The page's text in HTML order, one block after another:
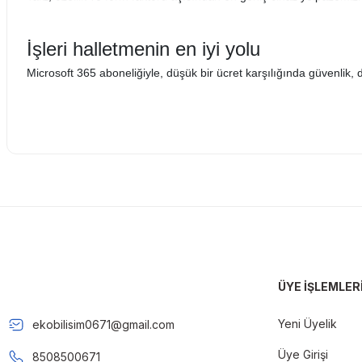
İşleri halletmenin en iyi yolu
Microsoft 365 aboneliğiyle, düşük bir ücret karşılığında
ekobilisim0671@gmail.com
8508500671
ÜYE İŞLEMLERİ
Yeni Üyelik
Üye Girişi